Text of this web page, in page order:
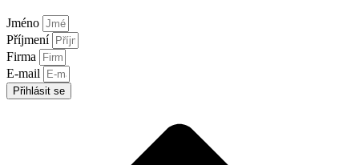
Jméno
Příjmení
Firma
E-mail
Přihlásit se